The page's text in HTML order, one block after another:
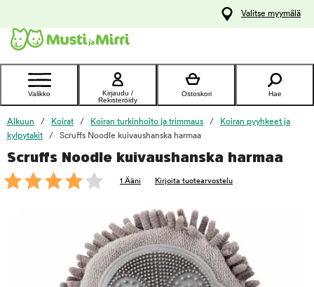
Ota yhteyttä
asiakaspalveluun
Valitse myymälä
Valikko
Kirjaudu /
Rekisteröidy
Ostoskori Hae
Alkuun Koirat Koiran turkinhoito ja trimmaus
Koiran pyyhkeet ja
kylpytakit
Scruffs Noodle kuivaushanska harmaa
Scruffs Noodle kuivaushanska harmaa
1 Ääni Kirjoita tuotearvostelu
foo